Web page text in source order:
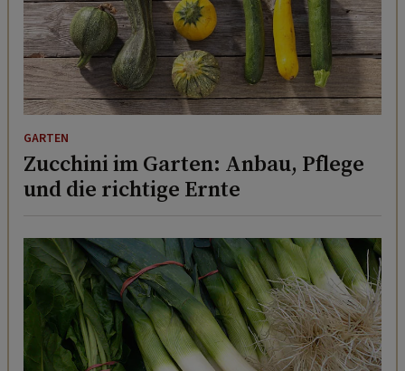
GARTEN
Zucchini im Garten: Anbau, Pflege
und die richtige Ernte